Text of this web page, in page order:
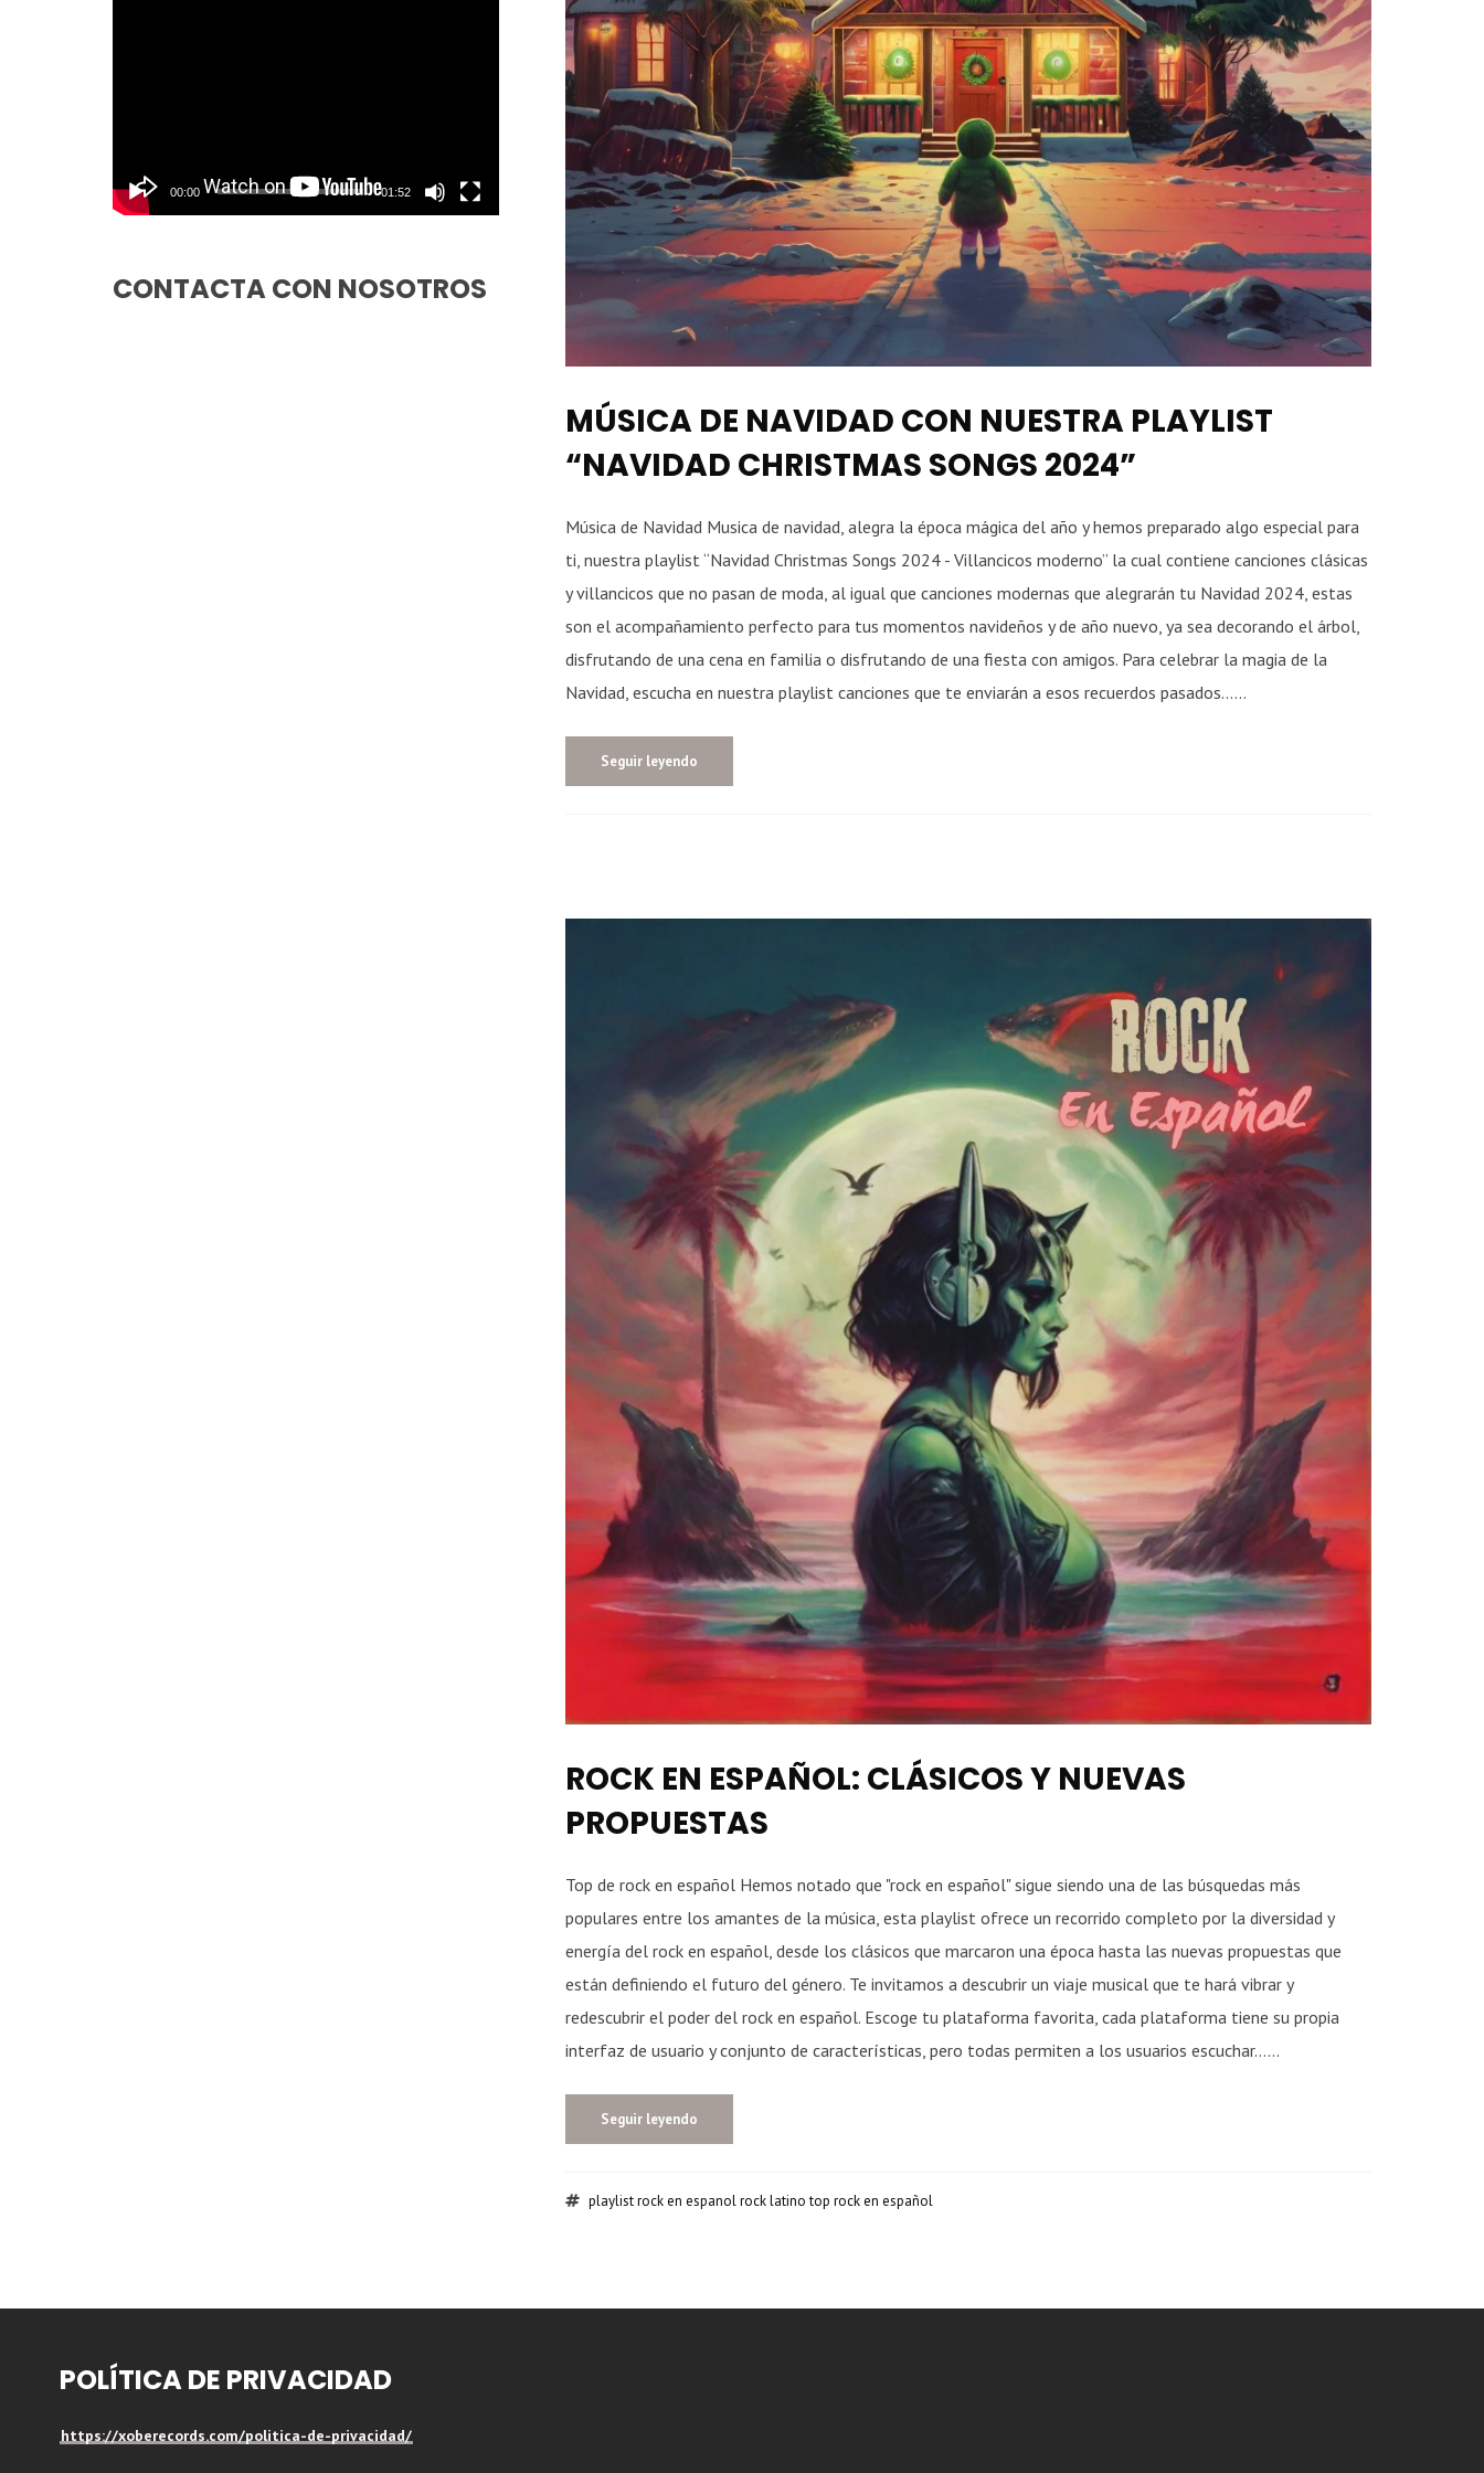
MÚSICA DE NAVIDAD CON NUESTRA PLAYLIST
“NAVIDAD CHRISTMAS SONGS 2024”
Música de Navidad Musica de navidad, alegra la época mágica del año y hemos preparado algo especial para
ti, nuestra playlist “Navidad Christmas Songs 2024 - Villancicos moderno” la cual contiene canciones clásicas
y villancicos que no pasan de moda, al igual que canciones modernas que alegrarán tu Navidad 2024, estas
son el acompañamiento perfecto para tus momentos navideños y de año nuevo, ya sea decorando el árbol,
disfrutando de una cena en familia o disfrutando de una fiesta con amigos. Para celebrar la magia de la
Navidad, escucha en nuestra playlist canciones que te enviarán a esos recuerdos pasados......
Seguir leyendo
ROCK EN ESPAÑOL: CLÁSICOS Y NUEVAS
PROPUESTAS
Top de rock en español Hemos notado que "rock en español" sigue siendo una de las búsquedas más
populares entre los amantes de la música, esta playlist ofrece un recorrido completo por la diversidad y
energía del rock en español, desde los clásicos que marcaron una época hasta las nuevas propuestas que
están definiendo el futuro del género. Te invitamos a descubrir un viaje musical que te hará vibrar y
redescubrir el poder del rock en español. Escoge tu plataforma favorita, cada plataforma tiene su propia
interfaz de usuario y conjunto de características, pero todas permiten a los usuarios escuchar......
Seguir leyendo
playlistrock en espanolrock latino top rock en español
00:00 01:52
CONTACTA CON NOSOTROS
POLÍTICA DE PRIVACIDAD
https://xoberecords.com/politica-de-privacidad/